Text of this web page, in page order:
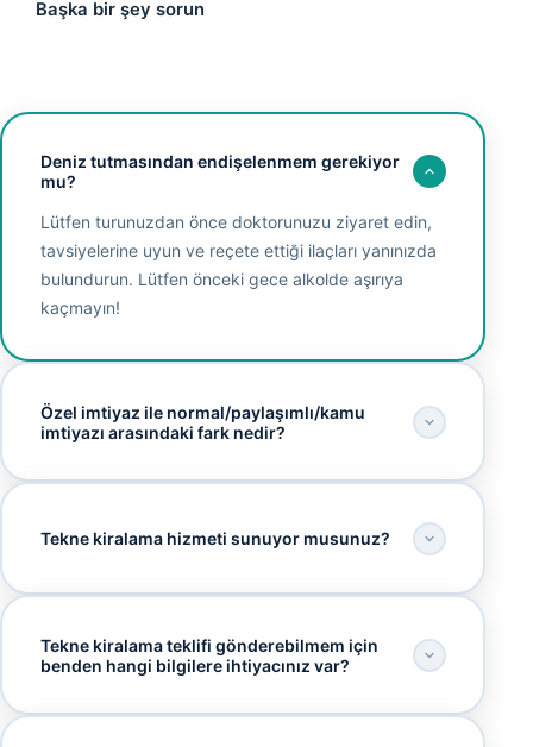
Başka bir şey sorun
Deniz tutmasından endişelenmem gerekiyor
mu?
Lütfen turunuzdan önce doktorunuzu ziyaret edin,
tavsiyelerine uyun ve reçete ettiği ilaçları yanınızda
bulundurun. Lütfen önceki gece alkolde aşırıya
kaçmayın!
Özel imtiyaz ile normal/paylaşımlı/kamu
imtiyazı arasındaki fark nedir?
Tekne kiralama hizmeti sunuyor musunuz?
Tekne kiralama teklifi gönderebilmem için
benden hangi bilgilere ihtiyacınız var?